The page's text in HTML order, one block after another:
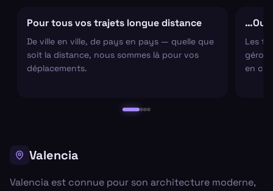
Pour tous vos trajets longue distance
De ville en ville, de pays en pays — quelle que
soit la distance, nous sommes là pour vos
déplacements.
…Ou
Les
en
Valencia
Valencia est connue pour son architecture moderne,